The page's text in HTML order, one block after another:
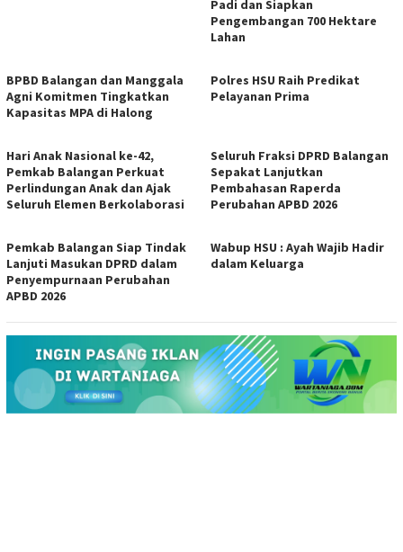
Padi dan Siapkan
Pengembangan 700 Hektare
Lahan
BPBD Balangan dan Manggala
Agni Komitmen Tingkatkan
Kapasitas MPA di Halong
Polres HSU Raih Predikat
Pelayanan Prima
Hari Anak Nasional ke-42,
Pemkab Balangan Perkuat
Perlindungan Anak dan Ajak
Seluruh Elemen Berkolaborasi
Seluruh Fraksi DPRD Balangan
Sepakat Lanjutkan
Pembahasan Raperda
Perubahan APBD 2026
Pemkab Balangan Siap Tindak
Lanjuti Masukan DPRD dalam
Penyempurnaan Perubahan
APBD 2026
Wabup HSU : Ayah Wajib Hadir
dalam Keluarga